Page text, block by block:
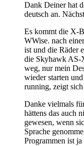
Dank Deiner hat
deutsch an.
Es kommt die X-
WWise. nach
ist und die Räder
die Skyhawk AS-
weg, nur mein
wieder starten
running, zeigt
Danke vielmals
hättens das auch
gewesen, wenn
Sprache
Programmen ist